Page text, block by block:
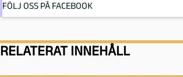
FÖLJ OSS PÅ FACEBOOK
RELATERAT INNEHÅLL